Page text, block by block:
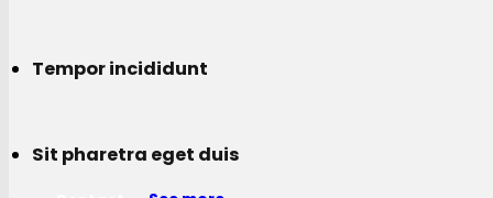
Tempor incididunt
Sit pharetra eget duis